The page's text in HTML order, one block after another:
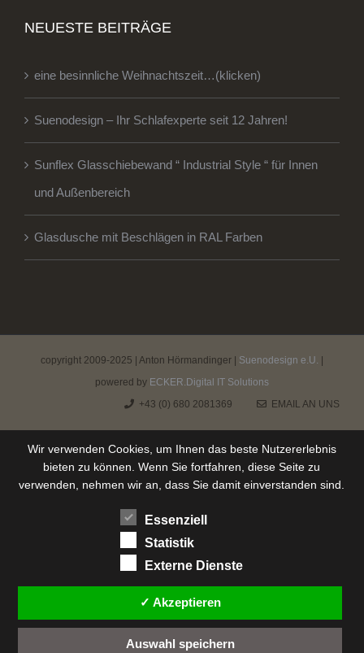
NEUESTE BEITRÄGE
eine besinnliche Weihnachtszeit…(klicken)
Suenodesign – Ihr Schlafexperte seit 12 Jahren!
Sunflex Glasschiebewand “ Industrial Style “ für Innen
und Außenbereich
Glasdusche mit Beschlägen in RAL Farben
copyright 2009-2025 | Anton Hörmandinger | Suenodesign e.U.
powered by ECKER.Digital IT Solutions
+43 (0) 680 2081369
EMAIL AN UNS
Wir verwenden Cookies, um Ihnen das beste Nutzererlebnis
bieten zu können. Wenn Sie fortfahren, diese Seite zu
verwenden, nehmen wir an, dass Sie damit einverstanden sind.
Essenziell
Statistik
Externe Dienste
✓ Akzeptieren
Auswahl speichern